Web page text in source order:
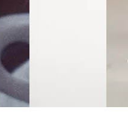
dilediği zaman sitenin
değiştirme ya da sona